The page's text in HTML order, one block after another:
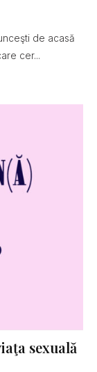
de acasă
cer...
sexuală